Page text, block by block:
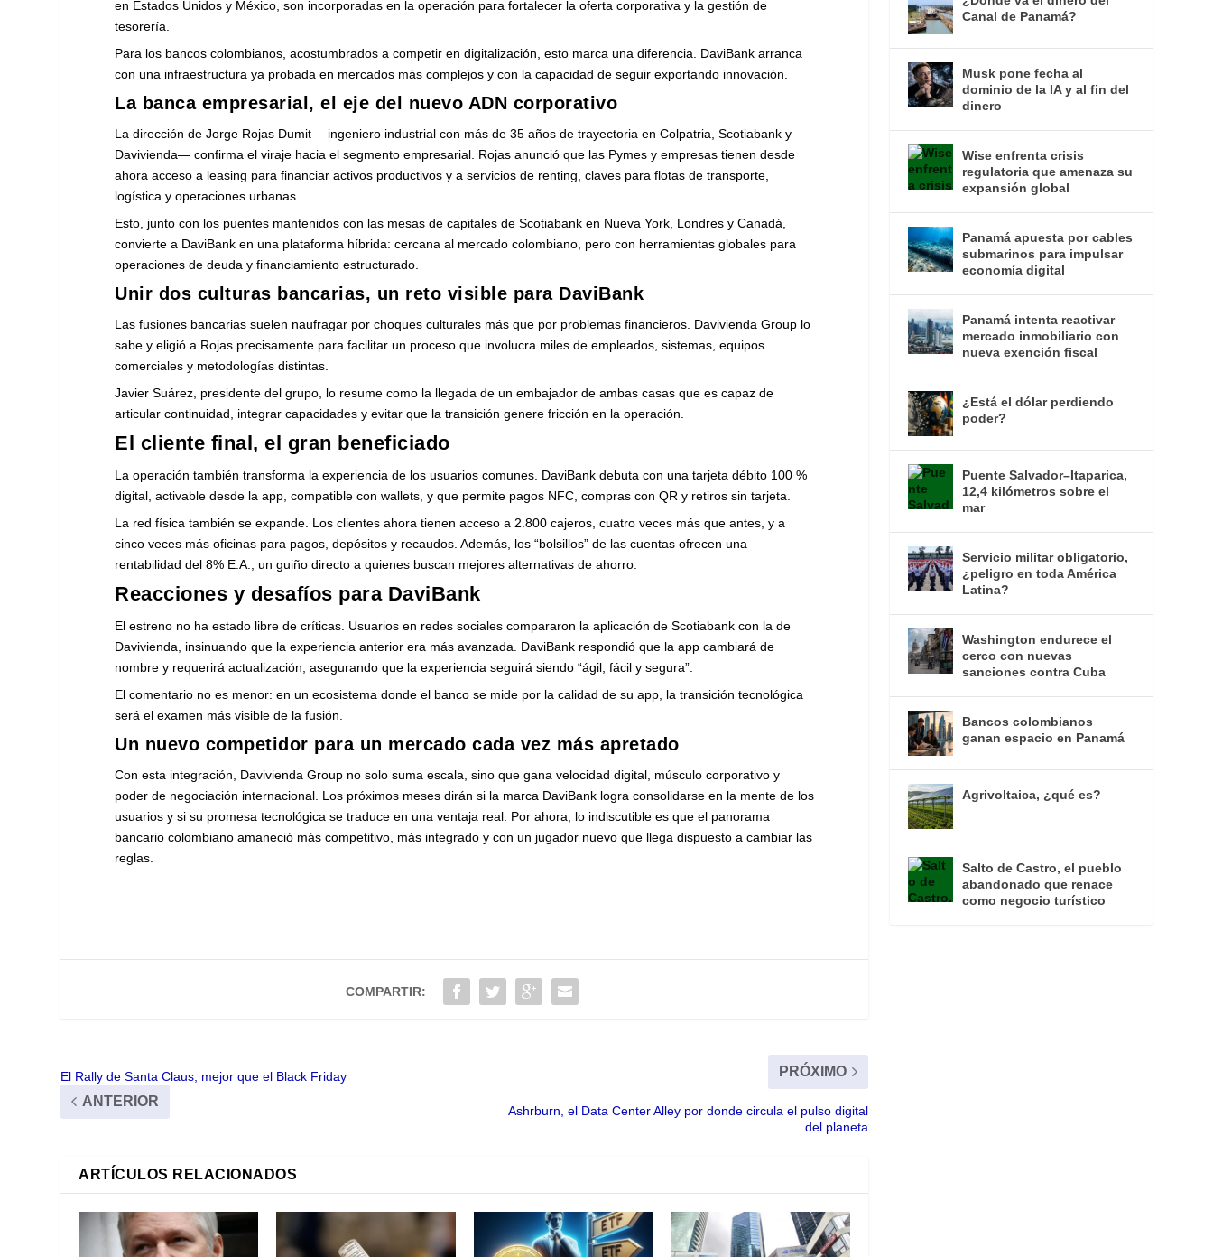
en Estados Unidos y México, son incorporadas en la operación para fortalecer la oferta corporativa y la gestión de
tesorería.
Para los bancos colombianos, acostumbrados a competir en digitalización, esto marca una diferencia. DaviBank arranca
con una infraestructura ya probada en mercados más complejos y con la capacidad de seguir exportando innovación.
La banca empresarial, el eje del nuevo ADN corporativo
La dirección de Jorge Rojas Dumit —ingeniero industrial con más de 35 años de trayectoria en Colpatria, Scotiabank y
Davivienda— confirma el viraje hacia el segmento empresarial. Rojas anunció que las Pymes y empresas tienen desde
ahora acceso a leasing para financiar activos productivos y a servicios de renting, claves para flotas de transporte,
logística y operaciones urbanas.
Esto, junto con los puentes mantenidos con las mesas de capitales de Scotiabank en Nueva York, Londres y Canadá,
convierte a DaviBank en una plataforma híbrida: cercana al mercado colombiano, pero con herramientas globales para
operaciones de deuda y financiamiento estructurado.
Unir dos culturas bancarias, un reto visible para DaviBank
Las fusiones bancarias suelen naufragar por choques culturales más que por problemas financieros. Davivienda Group lo
sabe y eligió a Rojas precisamente para facilitar un proceso que involucra miles de empleados, sistemas, equipos
comerciales y metodologías distintas.
Javier Suárez, presidente del grupo, lo resume como la llegada de un embajador de ambas casas que es capaz de
articular continuidad, integrar capacidades y evitar que la transición genere fricción en la operación.
El cliente final, el gran beneficiado
La operación también transforma la experiencia de los usuarios comunes. DaviBank debuta con una tarjeta débito 100 %
digital, activable desde la app, compatible con wallets, y que permite pagos NFC, compras con QR y retiros sin tarjeta.
La red física también se expande. Los clientes ahora tienen acceso a 2.800 cajeros, cuatro veces más que antes, y a
cinco veces más oficinas para pagos, depósitos y recaudos. Además, los “bolsillos” de las cuentas ofrecen una
rentabilidad del 8% E.A., un guiño directo a quienes buscan mejores alternativas de ahorro.
Reacciones y desafíos para DaviBank
El estreno no ha estado libre de críticas. Usuarios en redes sociales compararon la aplicación de Scotiabank con la de
Davivienda, insinuando que la experiencia anterior era más avanzada. DaviBank respondió que la app cambiará de
nombre y requerirá actualización, asegurando que la experiencia seguirá siendo “ágil, fácil y segura”.
El comentario no es menor: en un ecosistema donde el banco se mide por la calidad de su app, la transición tecnológica
será el examen más visible de la fusión.
Un nuevo competidor para un mercado cada vez más apretado
Con esta integración, Davivienda Group no solo suma escala, sino que gana velocidad digital, músculo corporativo y
poder de negociación internacional. Los próximos meses dirán si la marca DaviBank logra consolidarse en la mente de los
usuarios y si su promesa tecnológica se traduce en una ventaja real. Por ahora, lo indiscutible es que el panorama
bancario colombiano amaneció más competitivo, más integrado y con un jugador nuevo que llega dispuesto a cambiar las
reglas.
COMPARTIR:
El Rally de Santa Claus, mejor que el Black Friday
ANTERIOR
PRÓXIMO
Ashrburn, el Data Center Alley por donde circula el pulso digital
del planeta
ARTÍCULOS RELACIONADOS
Canal de Panamá?
Musk pone fecha al
dominio de la IA y al fin del
dinero
Wise enfrenta crisis
regulatoria que amenaza su
expansión global
Panamá apuesta por cables
submarinos para impulsar
economía digital
Panamá intenta reactivar
mercado inmobiliario con
nueva exención fiscal
¿Está el dólar perdiendo
poder?
Puente Salvador–Itaparica,
12,4 kilómetros sobre el
mar
Servicio militar obligatorio,
¿peligro en toda América
Latina?
Washington endurece el
cerco con nuevas
sanciones contra Cuba
Bancos colombianos
ganan espacio en Panamá
Agrivoltaica, ¿qué es?
Salto de Castro, el pueblo
abandonado que renace
como negocio turístico